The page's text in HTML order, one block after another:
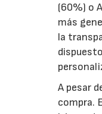
(60%) o
más
la
A pesar
compra.